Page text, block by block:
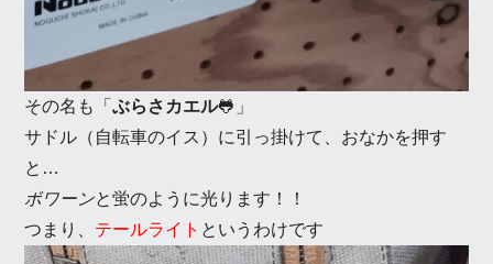
その名も「ぶらさカエル🐸」
サドル（自転車のイス）に引っ掛けて、おなかを押す
と…
ボワーンと蛍のように光ります！！
つまり、 テールライト というわけです